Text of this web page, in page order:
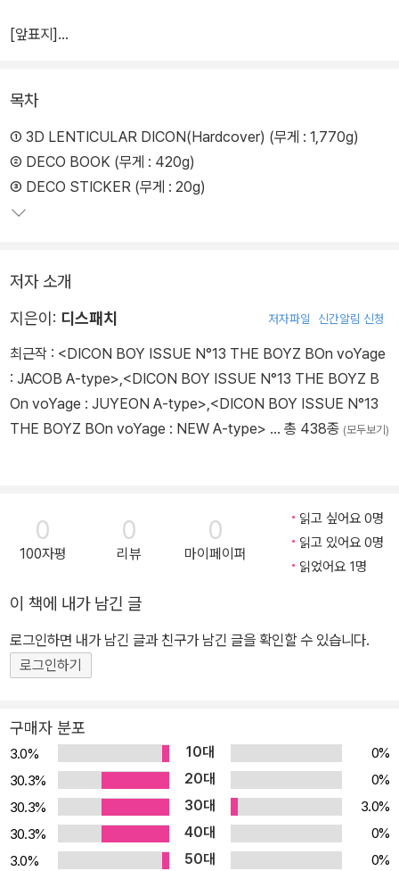
[앞표지]
[뒤표지]
목차
① 3D LENTICULAR DICON(Hardcover) (무게 : 1,770g)
② DECO BOOK (무게 : 420g)
③ DECO STICKER (무게 : 20g)
저자 소개
지은이: 디스패치 저자파일 신간알림 신청
최근작 : <DICON BOY ISSUE N°13 THE BOYZ BOn voYage
: JACOB A-type>,<DICON BOY ISSUE N°13 THE BOYZ B
On voYage : JUYEON A-type>,<DICON BOY ISSUE N°13
THE BOYZ BOn voYage : NEW A-type> … 총 438종 (모두보기)
0
100자평
0
리뷰
0
마이페이퍼
읽고 싶어요 0명
읽고 있어요 0명
읽었어요 1명
이 책에 내가 남긴 글
로그인하면 내가 남긴 글과 친구가 남긴 글을 확인할 수 있습니다.
로그인하기
구매자 분포
3.0% 10대
0%
30.3%
20대
0%
30.3%
30대
3.0%
30.3%
40대
0%
3.0%
50대
0%